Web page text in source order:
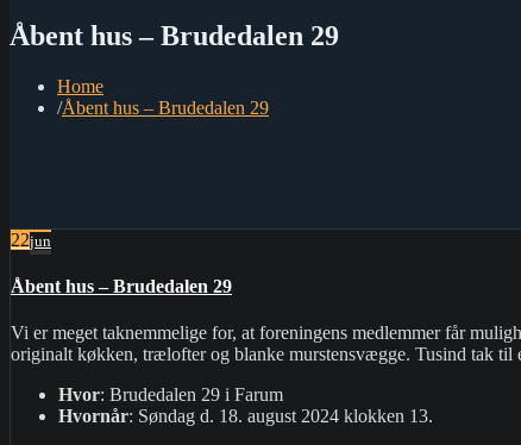
Åbent hus – Brudedalen 29
Home
Åbent hus – Brudedalen 29
22jun
Åbent hus – Brudedalen 29
Vi er meget taknemmelige for, at foreningens medlemmer får
originalt køkken, trælofter og blanke murstensvægge. Tusind tak til
Hvor: Brudedalen 29 i Farum
Hvornår: Søndag d. 18. august 2024 klokken 13.